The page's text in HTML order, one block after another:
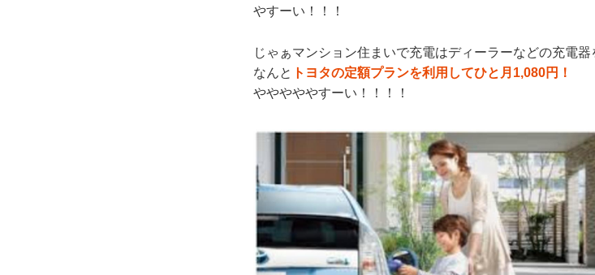
やすーい！！！
じゃぁマンション住まいで充電はディーラーなどの充電器
なんと トヨタの定額プランを利用してひと月1,080円！
やややややすーい！！！！